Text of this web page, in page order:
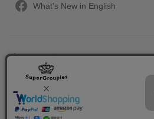
What's New in English
プライバシーポリシー
特定取引に関する法律
会社情報/採用情報